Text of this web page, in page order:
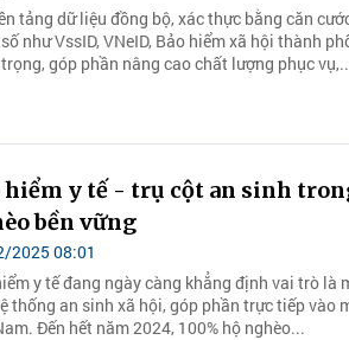
tảng dữ liệu đồng bộ, xác thực bằng căn
như VssID, VNeID, Bảo hiểm xã hội thành
góp phần nâng cao chất lượng phục
hiểm y tế - trụ cột an sinh
bền vững
2025 08:01
y tế đang ngày càng khẳng định vai trò
thống an sinh xã hội, góp phần trực tiếp vào
Đến hết năm 2024, 100% hộ nghèo...